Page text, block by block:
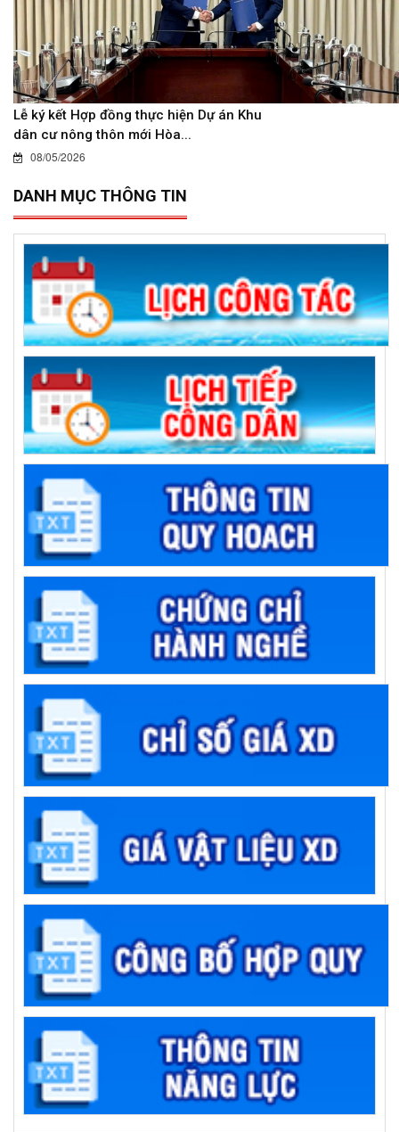
Lễ ký kết Hợp đồng thực hiện Dự án Khu
dân cư nông thôn mới Hòa...
08/05/2026
DANH MỤC THÔNG TIN